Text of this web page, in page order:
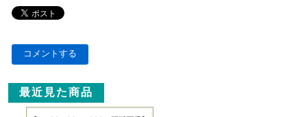
コメントする
最近見た商品